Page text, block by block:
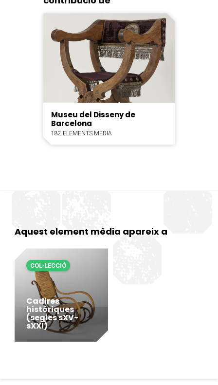
Museu del Disseny de
Barcelona
182 ELEMENTS MÈDIA
Aquest element mèdia apareix a
Cadires
històriques
(segles sXV-
sXXI)
COL·LECCIÓ